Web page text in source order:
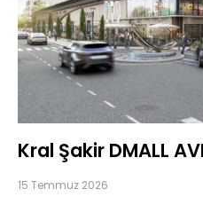
Kral Şakir DMALL
15 Temmuz 2026